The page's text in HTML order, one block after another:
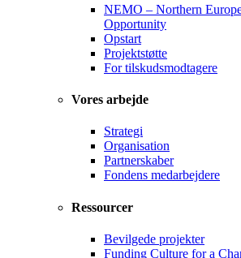
NEMO – Northern
Opportunity
Opstart
Projektstøtte
For tilskudsmodtagere
Vores arbejde
Strategi
Organisation
Partnerskaber
Fondens medarbejdere
Ressourcer
Bevilgede projekter
Funding Culture for a